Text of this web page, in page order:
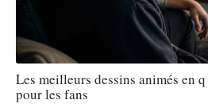
Les meilleurs dessins animés en
pour les fans